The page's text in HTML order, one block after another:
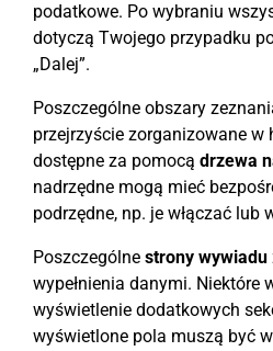
podatkowe. Po wybraniu
dotyczą Twojego przypadku
„Dalej”.
Poszczególne obszary
przejrzyście zorganizowane w
dostępne za pomocą drzewa
nadrzędne mogą mieć
podrzędne, np. je włączać lub
Poszczególne strony wywiadu
wypełnienia danymi. Niektóre
wyświetlenie dodatkowych
wyświetlone pola muszą być